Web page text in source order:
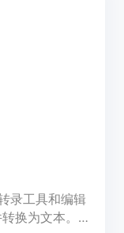
录工具和编辑
换为文本。它